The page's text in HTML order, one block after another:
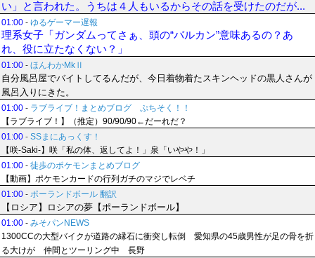
い」と言われた。うちは４人もいるからその話を受けたのだが...
01:00 - ゆるゲーマー遅報
理系女子「ガンダムってさぁ、頭の“バルカン”意味あるの？あ
れ、役に立たなくない？」
01:00 - ほんわかMkⅡ
自分風呂屋でバイトしてるんだが、今日着物着たスキンヘッドの黒人さんが
風呂入りにきた。
01:00 - ラブライブ！まとめブログ ぷちそく！！
【ラブライブ！】（推定）90/90/90←だーれだ？
01:00 - SSまにあっくす！
【咲-Saki-】咲「私の体、返してよ！」泉「いやや！」
01:00 - 徒歩のポケモンまとめブログ
【動画】ポケモンカードの行列ガチのマジでレベチ
01:00 - ポーランドボール 翻訳
【ロシア】ロシアの夢【ポーランドボール】
01:00 - みそパンNEWS
1300CCの大型バイクが道路の縁石に衝突し転倒 愛知県の45歳男性が足の骨を折
る大けが 仲間とツーリング中 長野